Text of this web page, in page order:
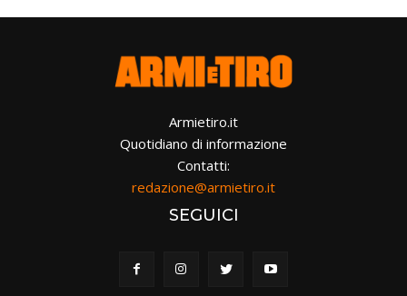
Armietiro.it
Quotidiano di informazione
Contatti:
redazione@armietiro.it
SEGUICI